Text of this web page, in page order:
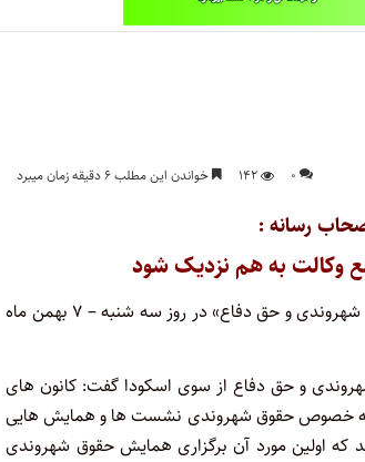
۰ ۱۴۲ خواندن این مطلب ۶ دقیقه زمان میبرد
رسانه :
وکالت به هم نزدیک شود
رییس اتحادیه سراسری کانون‌های وکلای دادگستری ایران (اسکودا) از برگزاری همایش «حقوق شهروندی و حق دفاع» در روز سه‌ شنبه – ۷ بهمن ماه
و حق دفاع از سوی اسکودا گفت: کانون های
و به خصوص حقوق شهروندی نشست ها و همایش هایی
که اولین مورد آن برگزاری همایش حقوق شهروندی